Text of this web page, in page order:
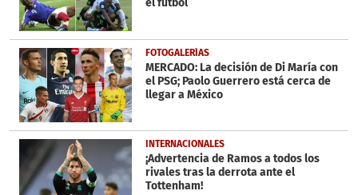
FOTOGALERÍAS
MERCADO: La decisión de Di María con
el PSG; Paolo Guerrero está cerca de
llegar a México
INTERNACIONALES
¡Advertencia de Ramos a todos los
rivales tras la derrota ante el
Tottenham!